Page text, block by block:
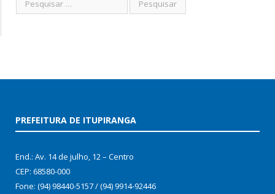
PREFEITURA DE ITUPIRANGA
End.: Av. 14 de julho, 12 – Centro
CEP: 68580-000
Fone: (94) 98440-5157 / (94) 9914-92446